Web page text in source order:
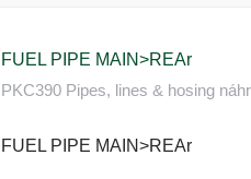
FUEL PIPE MAIN>REAr
PKC390 Pipes, lines & hosing
FUEL PIPE MAIN>REAr